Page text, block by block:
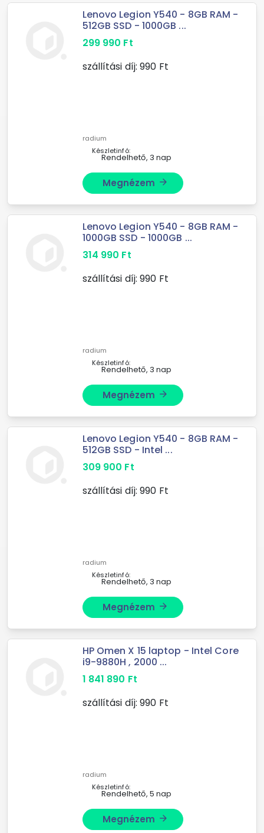
Lenovo Legion Y540 - 8GB RAM -
512GB SSD - 1000GB ...
299 990 Ft
szállítási díj: 990 Ft
radium
Készletinfó:
Rendelhető, 3 nap
Megnézem arrow_forward
Lenovo Legion Y540 - 8GB RAM -
1000GB SSD - 1000GB ...
314 990 Ft
szállítási díj: 990 Ft
radium
Készletinfó:
Rendelhető, 3 nap
Megnézem arrow_forward
Lenovo Legion Y540 - 8GB RAM -
512GB SSD - Intel ...
309 900 Ft
szállítási díj: 990 Ft
radium
Készletinfó:
Rendelhető, 3 nap
Megnézem arrow_forward
HP Omen X 15 laptop - Intel Core
i9-9880H , 2000 ...
1 841 890 Ft
szállítási díj: 990 Ft
radium
Készletinfó:
Rendelhető, 5 nap
Megnézem arrow_forward